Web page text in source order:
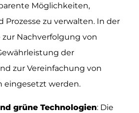
Möglichkeiten,
Prozesse zu verwalten. In der
Nachverfolgung von
der
zur Vereinfachung von
eingesetzt werden.
grüne Technologien: Die